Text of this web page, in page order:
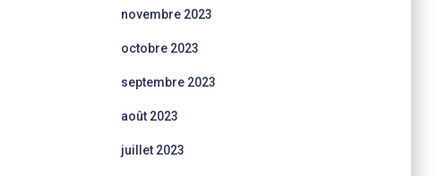
novembre 2023
octobre 2023
septembre 2023
août 2023
juillet 2023